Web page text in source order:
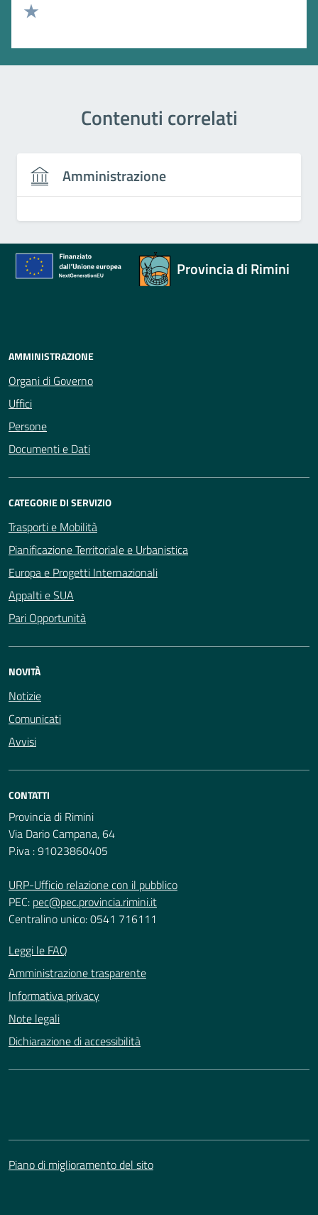
Valuta 2 stelle su 5
Contenuti correlati
Amministrazione
Provincia di Rimini
AMMINISTRAZIONE
Organi di Governo
Uffici
Persone
Documenti e Dati
CATEGORIE DI SERVIZIO
Trasporti e Mobilità
Pianificazione Territoriale e Urbanistica
Europa e Progetti Internazionali
Appalti e SUA
Pari Opportunità
NOVITÀ
Notizie
Comunicati
Avvisi
CONTATTI
Provincia di Rimini
Via Dario Campana, 64
P.iva : 91023860405
URP-Ufficio relazione con il pubblico
PEC: pec@pec.provincia.rimini.it
Centralino unico: 0541 716111
Leggi le FAQ
Amministrazione trasparente
Informativa privacy
Note legali
Dichiarazione di accessibilità
Piano di miglioramento del sito